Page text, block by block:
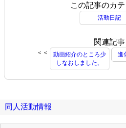
この記事のカ
活動日記
関連記事
＜＜
動画紹介のところ少
しなおしました。
進
同人活動情報